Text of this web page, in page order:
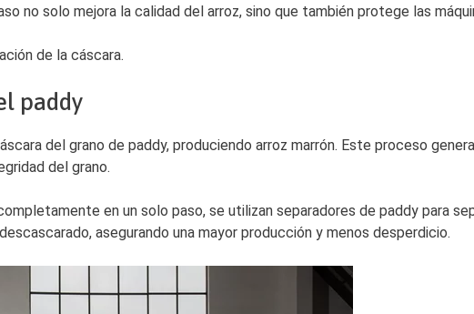
no solo mejora la calidad del arroz, sino que también protege las
de la cáscara.
paddy
del grano de paddy, produciendo arroz marrón. Este proceso
del grano.
en un solo paso, se utilizan separadores de paddy para
asegurando una mayor producción y menos desperdicio.